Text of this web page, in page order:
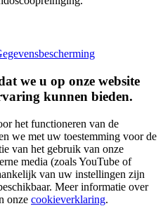
we u op onze website
kunnen bieden.
het functioneren van de
we met uw toestemming voor de
van het gebruik van onze
media (zoals YouTube of
van uw instellingen zijn
Meer informatie over
onze cookieverklaring.